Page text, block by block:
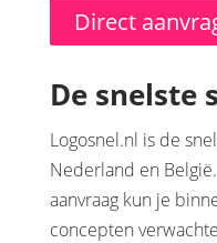
Direct
De snelste
Logosnel.nl is de
Nederland en
aanvraag kun je
concepten